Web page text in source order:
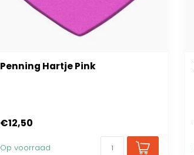
Penning Hartje Pink
€12,50
Op voorraad